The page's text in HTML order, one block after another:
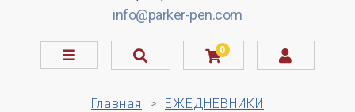
info@parker-pen.com
0
Главная ЕЖЕДНЕВНИКИ